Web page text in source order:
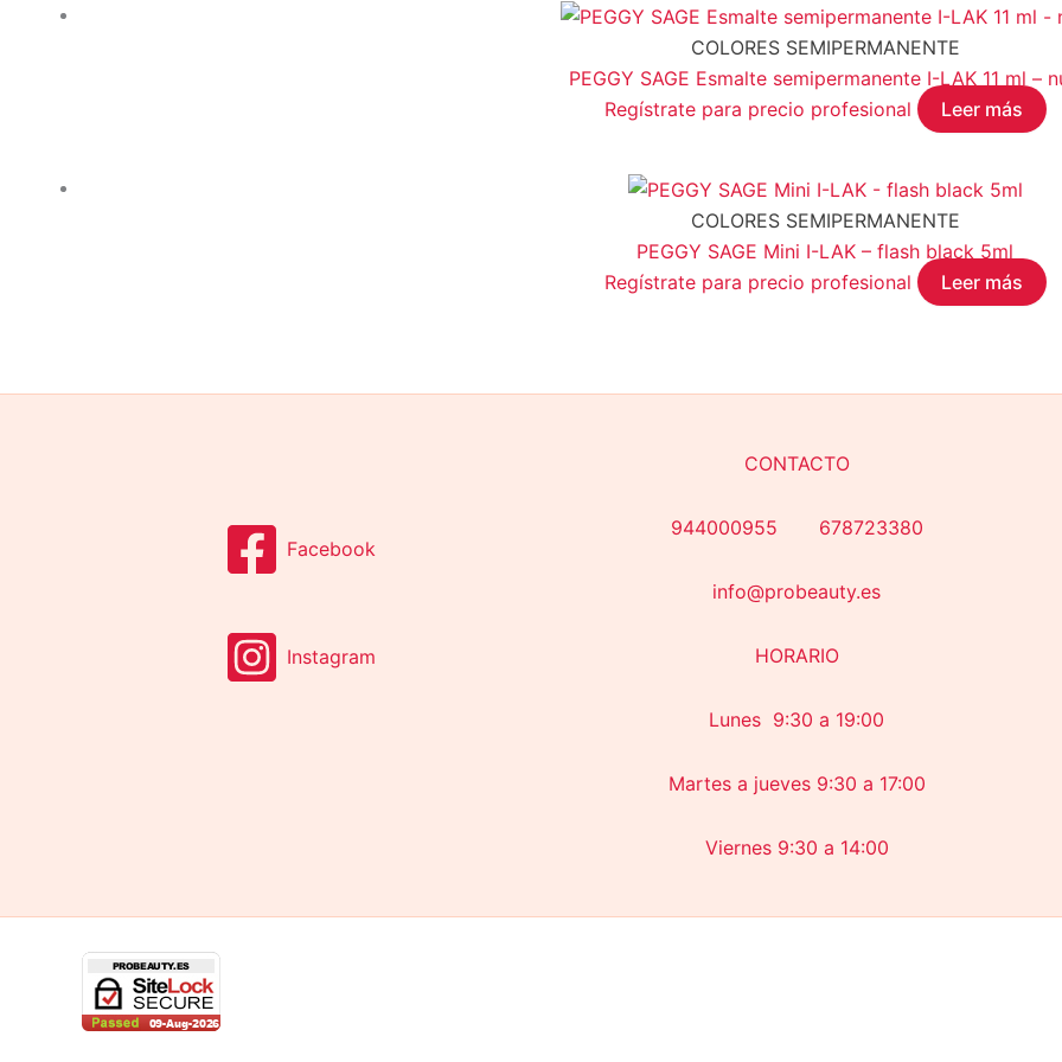
COLORES SEMIPERMANENTE
PEGGY SAGE Esmalte semipermanente I-LAK 11 ml –
Regístrate para precio profesional
Leer más
COLORES SEMIPERMANENTE
PEGGY SAGE Mini I-LAK – flash black 5ml
Regístrate para precio profesional
Leer más
Facebook
Instagram
CONTACTO
944000955 678723380
info@probeauty.es
HORARIO
Lunes 9:30 a 19:00
Martes a jueves 9:30 a 17:00
Viernes 9:30 a 14:00